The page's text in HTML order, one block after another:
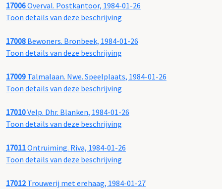
17006Overval. Postkantoor, 1984-01-26
Toon details van deze beschrijving
17008 Bewoners. Bronbeek, 1984-01-26
Toon details van deze beschrijving
17009 Talmalaan. Nwe. Speelplaats, 1984-01-26
Toon details van deze beschrijving
17010Velp. Dhr. Blanken, 1984-01-26
Toon details van deze beschrijving
17011Ontruiming. Riva, 1984-01-26
Toon details van deze beschrijving
17012Trouwerij met erehaag, 1984-01-27